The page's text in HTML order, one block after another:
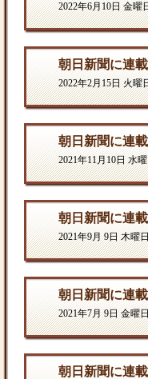
2022年6月10日 金曜
朝日新聞に連
2022年2月15日 火曜
朝日新聞に連
2021年11月10日 水
朝日新聞に連
2021年9月 9日 木曜
朝日新聞に連
2021年7月 9日 金曜
朝日新聞に連